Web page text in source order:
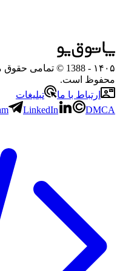
۱۴۰۵
- 1388 © تمامی
محفوظ است.
ارتباط با ما
تبلیغات
LinkedIn DMCA